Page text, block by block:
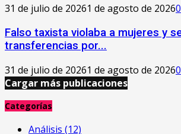
31 de julio de 20261 de agosto de 20260
Falso taxista violaba a mujeres y
transferencias por...
31 de julio de 20261 de agosto de 20260
Cargar más publicaciones
Categorías
Análisis (12)